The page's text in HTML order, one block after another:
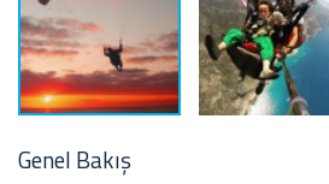
Genel Bakış